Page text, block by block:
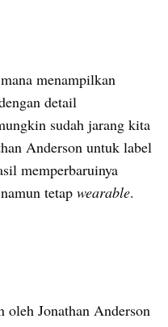
menampilkan
sudah jarang kita
Anderson untuk label
memperbaruinya
tetap wearable.
oleh Jonathan Anderson